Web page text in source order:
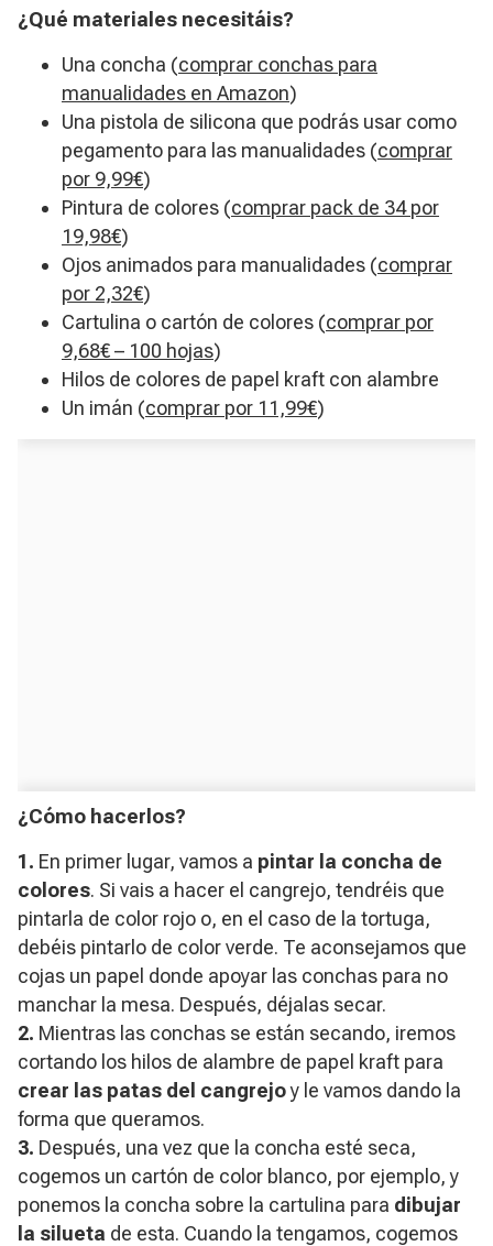
¿Qué materiales necesitáis?
Una concha (comprar conchas para
manualidades en Amazon)
Una pistola de silicona que podrás usar como
pegamento para las manualidades (comprar
por 9,99€)
Pintura de colores (comprar pack de 34 por
19,98€)
​Ojos animados para manualidades (comprar
por 2,32€)
Cartulina o cartón de colores (comprar por
9,68€ – 100 hojas)
​Hilos de colores de papel kraft con alambre
​Un imán (comprar por 11,99€)
¿Cómo hacerlos?
1. En primer lugar, vamos a pintar la concha de
colores. Si vais a hacer el cangrejo, tendréis que
pintarla de color rojo o, en el caso de la tortuga,
debéis pintarlo de color verde. Te aconsejamos que
cojas un papel donde apoyar las conchas para no
manchar la mesa. Después, déjalas secar.
2. Mientras las conchas se están secando, iremos
cortando los hilos de alambre de papel kraft para
crear las patas del cangrejoy le vamos dando la
forma que queramos.
3. Después, una vez que la concha esté seca,
cogemos un cartón de color blanco, por ejemplo, y
ponemos la concha sobre la cartulina para dibujar
la silueta de esta. Cuando la tengamos, cogemos